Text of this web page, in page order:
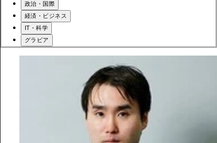
政治・国際
経済・ビジネス
IT・科学
グラビア